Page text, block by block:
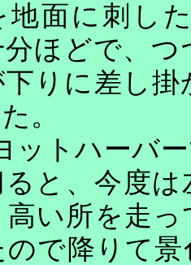
地面に刺し
分ほどで、
下りに差し
。
ットハーバ
と、今度
い所を走
で降りて